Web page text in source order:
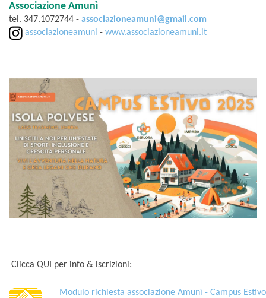
Associazione Amunì
tel. 347.1072744 - associazioneamuni@gmail.com
associazioneamuni - www.associazioneamuni.it
Clicca QUI per info & iscrizioni:
Modulo richiesta associazione Amunì - Campus